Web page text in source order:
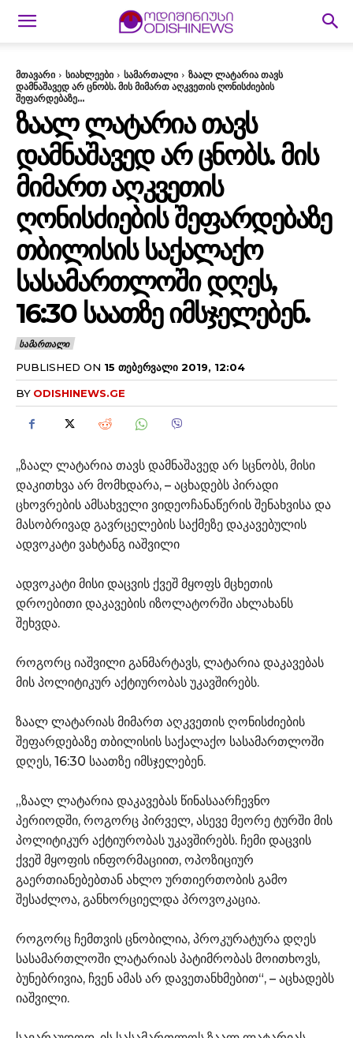
მთავარი სიახლეები სამართალი
ზაალ ლატარია თავს
დამნაშავედ არ ცნობს. მის მიმართ აღკვეთის ღონისძიების
შეფარდებაზე...
ᲖᲐᲐᲚ ᲚᲐᲢᲐᲠᲘᲐ ᲗᲐᲕᲡ
ᲓᲐᲛᲜᲐᲨᲐᲕᲔᲓ ᲐᲠ ᲪᲜᲝᲑᲡ. ᲛᲘᲡ
ᲛᲘᲛᲐᲠᲗ ᲐᲦᲙᲕᲔᲗᲘᲡ
ᲦᲝᲜᲘᲡᲫᲘᲔᲑᲘᲡ ᲨᲔᲤᲐᲠᲓᲔᲑᲐᲖᲔ
ᲗᲑᲘᲚᲘᲡᲘᲡ ᲡᲐᲥᲐᲚᲐᲥᲝ
ᲡᲐᲡᲐᲛᲐᲠᲗᲚᲝᲨᲘ ᲓᲦᲔᲡ,
16:30 ᲡᲐᲐᲗᲖᲔ ᲘᲛᲡᲯᲔᲚᲔᲑᲔᲜ.
ᲡᲐᲛᲐᲠᲗᲐᲚᲘ
PUBLISHED ON 15 ᲗᲔᲑᲔᲠᲕᲐᲚᲘ 2019, 12:04
BY ODISHINEWS.GE
,,ზაალ ლატარია თავს დამნაშავედ არ სცნობს, მისი
დაკითხვა არ მომხდარა, – აცხადებს პირადი
ცხოვრების ამსახველი ვიდეოჩანაწერის შენახვისა და
მასობრივად გავრცელების საქმეზე დაკავებულის
ადვოკატი ვახტანგ იაშვილი
ადვოკატი მისი დაცვის ქვეშ მყოფს მცხეთის
დროებითი დაკავების იზოლატორში ახლახანს
შეხვდა.
როგორც იაშვილი განმარტავს, ლატარია დაკავებას
მის პოლიტიკურ აქტიურობას უკავშირებს.
ზაალ ლატარიას მიმართ აღკვეთის ღონისძიების
შეფარდებაზე თბილისის საქალაქო სასამართლოში
დღეს, 16:30 საათზე იმსჯელებენ.
„ზაალ ლატარია დაკავებას წინასაარჩევნო
პერიოდში, როგორც პირველ, ასევე მეორე ტურში მის
პოლიტიკურ აქტიურობას უკავშირებს. ჩემი დაცვის
ქვეშ მყოფის ინფორმაციით, ოპოზიციურ
გაერთიანებებთან ახლო ურთიერთობის გამო
შესაძლოა, განხორციელდა პროვოკაცია.
როგორც ჩემთვის ცნობილია, პროკურატურა დღეს
სასამართლოში ლატარიას პატიმრობას მოითხოვს,
ბუნებრივია, ჩვენ ამას არ დავეთანხმებით“, – აცხადებს
იაშვილი.